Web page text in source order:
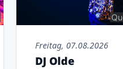
Freitag, 07.08.2026
DJ Olde